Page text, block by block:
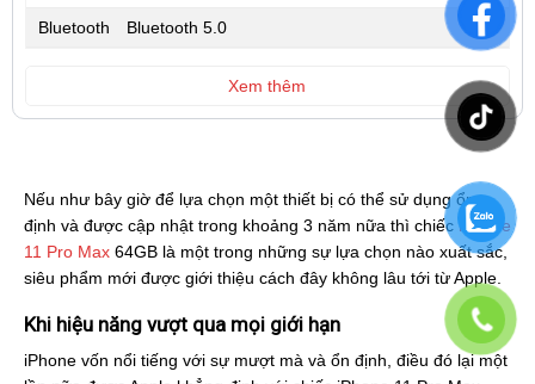
Nếu như bây giờ để lựa chọn một thiết bị có thể sử dụng ổn
định và được cập nhật trong khoảng 3 năm nữa thì chiếciPhone
11 Pro Max64GB là một trong những sự lựa chọn nào xuất sắc,
siêu phẩm mới được giới thiệu cách đây không lâu tới từ Apple.
Khi hiệu năng vượt qua mọi giới hạn
iPhone vốn nổi tiếng với sự mượt mà và ổn định, điều đó lại một
Bluetooth Bluetooth 5.0
Xem thêm